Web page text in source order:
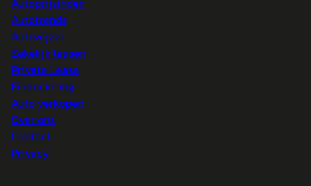
Autotrends
Autowijzer
Zakelijk leasen
Private Lease
Financiering
Auto verkopen
Over ons
Contact
Privacy